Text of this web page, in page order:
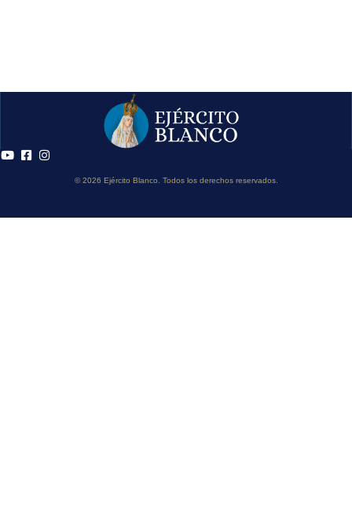
© 2026 Ejército Blanco. Todos los derechos reservados.